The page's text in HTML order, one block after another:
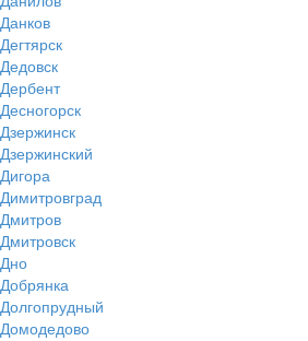
Данков
Дегтярск
Дедовск
Дербент
Десногорск
Дзержинск
Дзержинский
Дигора
Димитровград
Дмитров
Дмитровск
Дно
Добрянка
Долгопрудный
Домодедово